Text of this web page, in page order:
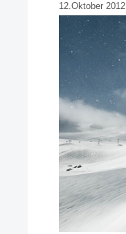
12.Oktober 2012